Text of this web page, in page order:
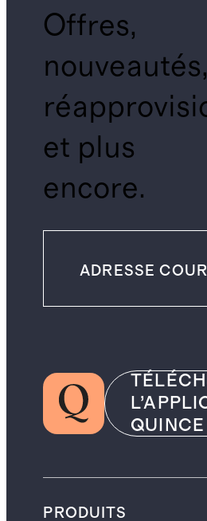
Offres,
nouveautés,
et plus
encore.
QUINCE
PRODUITS